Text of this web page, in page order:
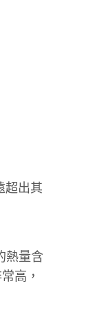
超出其
熱量含
高，